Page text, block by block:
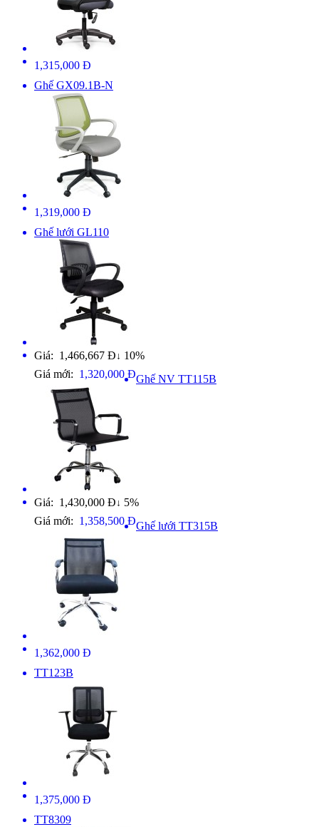
1,315,000 Đ
Ghế GX09.1B-N
1,319,000 Đ
Ghế lưới GL110
Giá: 1,466,667 Đ ↓ 10%
Giá mới: 1,320,000 ĐGhế NV TT115B
Giá: 1,430,000 Đ ↓ 5%
Giá mới: 1,358,500 ĐGhế lưới TT315B
1,362,000 Đ
TT123B
1,375,000 Đ
TT8309